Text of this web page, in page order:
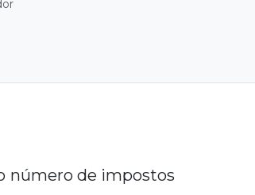
número de impostos